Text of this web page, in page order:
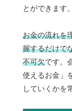
とができます。
お金の流れを
握するだけで
不可欠です。
使えるお金」
していくかを